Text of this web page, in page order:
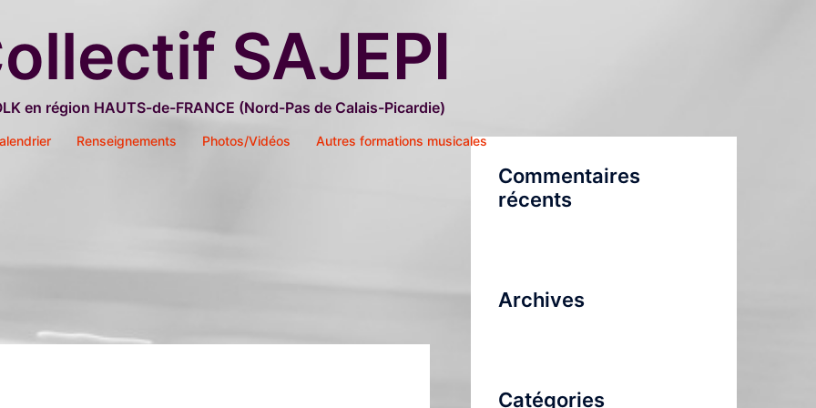
SAJEPI
en région HAUTS-de-FRANCE (Nord-Pas de Calais-Picardie)
Renseignements Photos/Vidéos Autres formations musicales
Commentaires
récents
Archives
Catégories